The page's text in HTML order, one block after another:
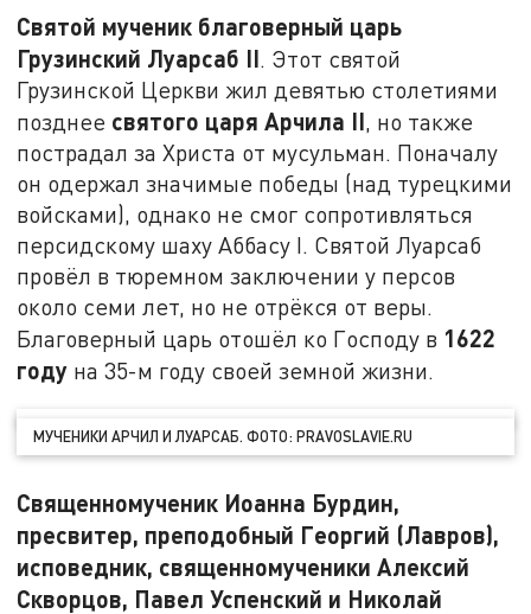
Святой мученик благоверный царь
Грузинский Луарсаб II. Этот святой
Грузинской Церкви жил девятью столетиями
позднее святого царя Арчила II, но также
пострадал за Христа от мусульман. Поначалу
он одержал значимые победы (над турецкими
войсками), однако не смог сопротивляться
персидскому шаху Аббасу I. Святой Луарсаб
провёл в тюремном заключении у персов
около семи лет, но не отрёкся от веры.
Благоверный царь отошёл ко Господу в 1622
году на 35-м году своей земной жизни.
МУЧЕНИКИ АРЧИЛ И ЛУАРСАБ. ФОТО: PRAVOSLAVIE.RU
Священномученик Иоанна Бурдин,
пресвитер, преподобный Георгий (Лавров),
исповедник, священномученики Алексий
Скворцов, Павел Успенский и Николай